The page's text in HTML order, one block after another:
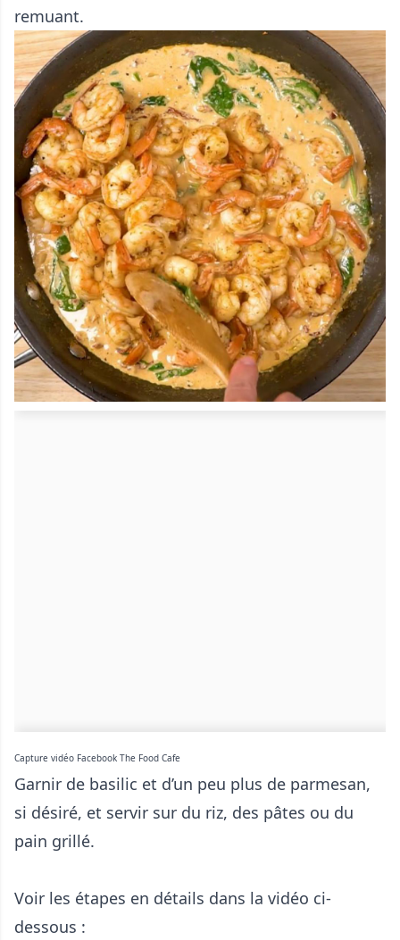
remuant.
Capture vidéo Facebook The Food Cafe
Garnir de basilic et d’un peu plus de parmesan,
si désiré, et servir sur du riz, des pâtes ou du
pain grillé.
Voir les étapes en détails dans la vidéo ci-
dessous :